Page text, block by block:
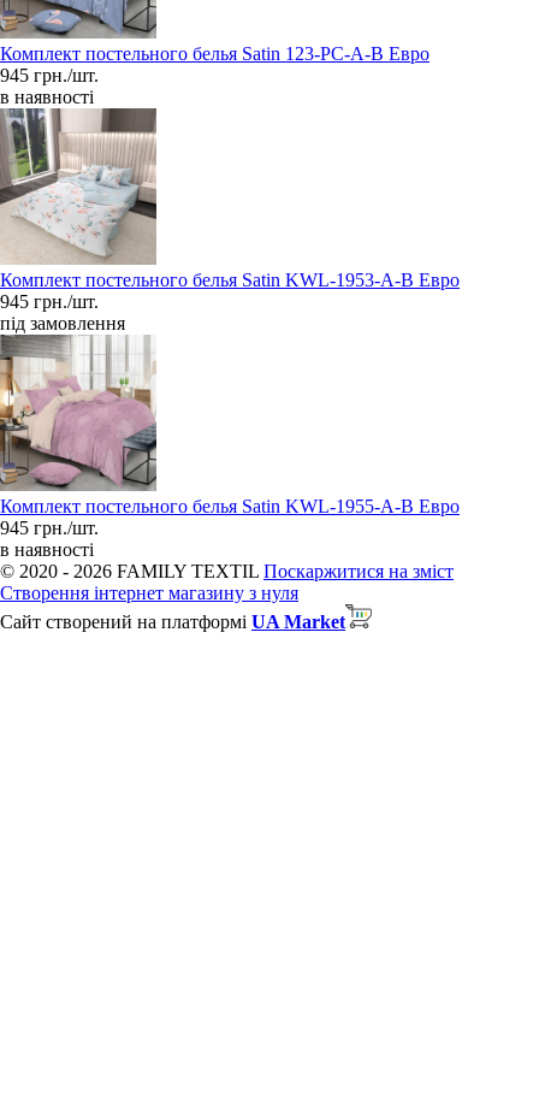
Комплект постельного белья Satin 123-PC-A-B Евро
945 грн./шт.
в наявності
Комплект постельного белья Satin KWL-1953-A-B Евро
945 грн./шт.
під замовлення
Комплект постельного белья Satin KWL-1955-A-B Евро
945 грн./шт.
в наявності
© 2020 - 2026 FAMILY TEXTIL Поскаржитися на зміст
Створення інтернет магазину з нуля
Сайт створений на платформі UA Market